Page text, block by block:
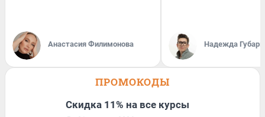
Анастасия Филимонова Надежда Губарь
ПРОМОКОДЫ
Скидка 11% на все курсы